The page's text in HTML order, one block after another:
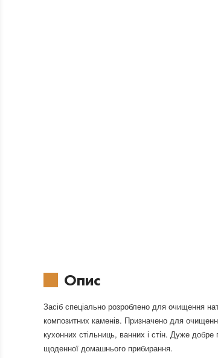
Опис
Засіб спеціально розроблено для очищення
композитних каменів. Призначено для
кухонних стільниць, ванних і стін. Дуже добре
щоденної домашнього прибирання.